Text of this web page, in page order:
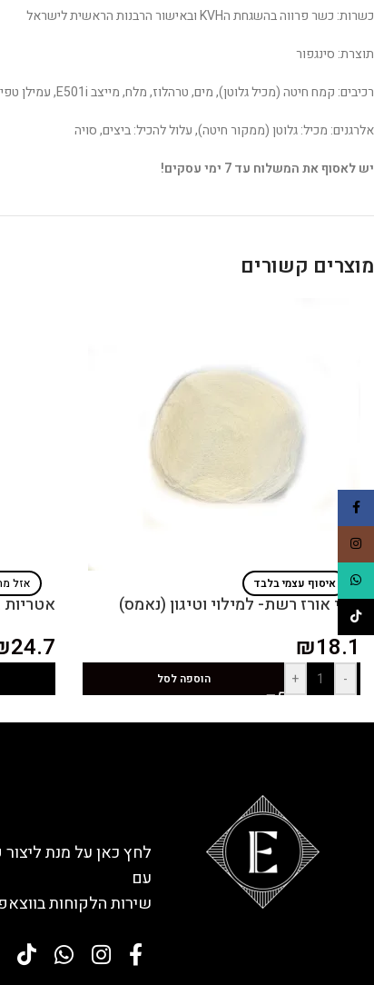
כשרות: כשר פרווה בהשגחת הKVH ובאישור הרבנות הראשית לישראל
תוצרת: סינגפור
רכיבים: קמח חיטה (מכיל גלוטן), מים, טרהלוז, מלח, מייצב E501i, עמילן טפיוקה
אלרגנים: מכיל: גלוטן (ממקור חיטה), עלול להכיל: ביצים, סויה
יש לאסוף את המשלוח עד 7 ימי עסקים!
מוצרים קשורים
איסוף עצמי בלבד
דפי אורז רשת- למילוי וטיגון (נאמס)
₪18.1
-
+ הוספה לסל
אזל
אטריות
24.7
לחץ כאן על מנת
עם
שירות הלקוחות
WhatsApp